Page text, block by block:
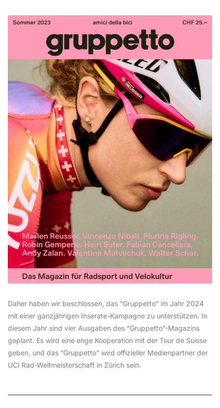
Daher haben wir beschlossen, das “Gruppetto” im Jahr 2024
mit einer ganzjährigen Inserate-Kampagne zu unterstützen. In
diesem Jahr sind vier Ausgaben des “Gruppetto”-Magazins
geplant. Es wird eine enge Kooperation mit der Tour de Suisse
geben, und das “Gruppetto” wird offizieller Medienpartner der
UCI Rad-Weltmeisterschaft in Zürich sein.